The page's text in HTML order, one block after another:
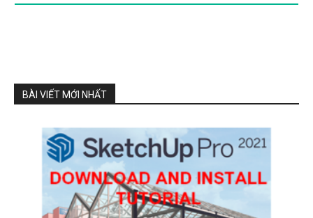
BÀI VIẾT MỚI NHẤT